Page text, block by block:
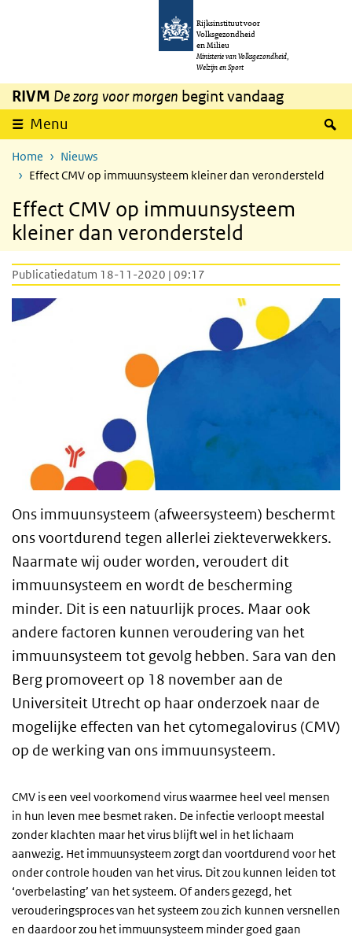
Overslaan en naar de inhoud gaan
Rijksinstituut voor
Volksgezondheid
en Milieu
Ministerie van Volksgezondheid,
Welzijn en Sport
RIVM De zorg voor morgen begint vandaag
Menu
Home
Nieuws
Effect CMV op immuunsysteem kleiner dan verondersteld
Effect CMV op immuunsysteem
kleiner dan verondersteld
Publicatiedatum 18-11-2020 | 09:17
Ons immuunsysteem (afweersysteem) beschermt
ons voortdurend tegen allerlei ziekteverwekkers.
Naarmate wij ouder worden, veroudert dit
immuunsysteem en wordt de bescherming
minder. Dit is een natuurlijk proces. Maar ook
andere factoren kunnen veroudering van het
immuunsysteem tot gevolg hebben. Sara van den
Berg promoveert op 18 november aan de
Universiteit Utrecht op haar onderzoek naar de
mogelijke effecten van het cytomegalovirus (CMV)
op de werking van ons immuunsysteem.
CMV is een veel voorkomend virus waarmee heel veel mensen
in hun leven mee besmet raken. De infectie verloopt meestal
zonder klachten maar het virus blijft wel in het lichaam
aanwezig. Het immuunsysteem zorgt dan voortdurend voor het
onder controle houden van het virus. Dit zou kunnen leiden tot
‘overbelasting’ van het systeem. Of anders gezegd, het
verouderingsproces van het systeem zou zich kunnen versnellen
en daardoor zou het immuunsysteem minder goed gaan